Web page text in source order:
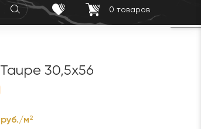
0 товаров
30,5x56
руб./м2